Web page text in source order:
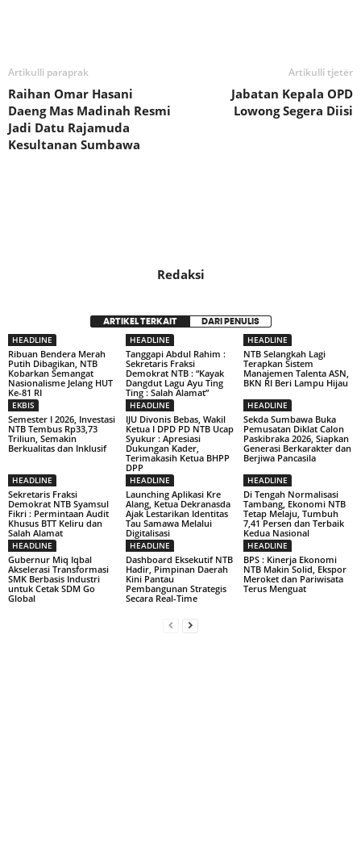
Artikulli paraprak
Raihan Omar Hasani
Daeng Mas Madinah Resmi
Jadi Datu Rajamuda
Kesultanan Sumbawa
Artikulli tjetër
Jabatan Kepala OPD
Lowong Segera Diisi
Redaksi
ARTIKEL TERKAIT DARI PENULIS
HEADLINE
Ribuan Bendera Merah
Putih Dibagikan, NTB
Kobarkan Semangat
Nasionalisme Jelang HUT
Ke-81 RI
HEADLINE
Tanggapi Abdul Rahim :
Sekretaris Fraksi
Demokrat NTB : “Kayak
Dangdut Lagu Ayu Ting
Ting : Salah Alamat”
HEADLINE
NTB Selangkah Lagi
Terapkan Sistem
Manajemen Talenta ASN,
BKN RI Beri Lampu Hijau
EKBIS
Semester I 2026, Investasi
NTB Tembus Rp33,73
Triliun, Semakin
Berkualitas dan Inklusif
HEADLINE
IJU Divonis Bebas, Wakil
Ketua I DPD PD NTB Ucap
Syukur : Apresiasi
Dukungan Kader,
Terimakasih Ketua BHPP
DPP
HEADLINE
Sekda Sumbawa Buka
Pemusatan Diklat Calon
Paskibraka 2026, Siapkan
Generasi Berkarakter dan
Berjiwa Pancasila
HEADLINE
Sekretaris Fraksi
Demokrat NTB Syamsul
Fikri : Permintaan Audit
Khusus BTT Keliru dan
Salah Alamat
HEADLINE
Launching Aplikasi Kre
Alang, Ketua Dekranasda
Ajak Lestarikan Identitas
Tau Samawa Melalui
Digitalisasi
HEADLINE
Di Tengah Normalisasi
Tambang, Ekonomi NTB
Tetap Melaju, Tumbuh
7,41 Persen dan Terbaik
Kedua Nasional
HEADLINE
Gubernur Miq Iqbal
Akselerasi Transformasi
SMK Berbasis Industri
untuk Cetak SDM Go
Global
HEADLINE
Dashboard Eksekutif NTB
Hadir, Pimpinan Daerah
Kini Pantau
Pembangunan Strategis
Secara Real-Time
HEADLINE
BPS : Kinerja Ekonomi
NTB Makin Solid, Ekspor
Meroket dan Pariwisata
Terus Menguat